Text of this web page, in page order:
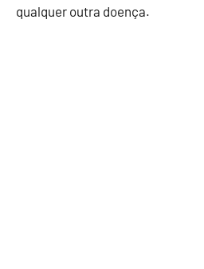
qualquer outra doença.